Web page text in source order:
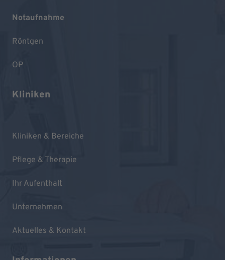
Notaufnahme
Röntgen
OP
Kliniken
Kliniken & Bereiche
Pflege & Therapie
Ihr Aufenthalt
Unternehmen
Aktuelles & Kontakt